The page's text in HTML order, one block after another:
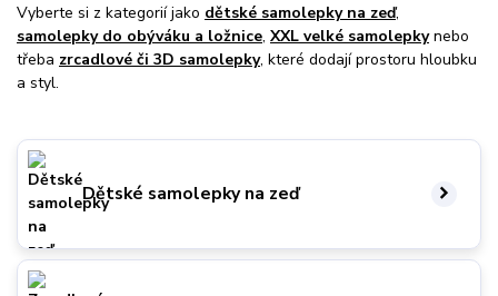
Vyberte si z kategorií jako dětské samolepky na zeď,
samolepky do obýváku a ložnice, XXL velké samolepkynebo
třeba zrcadlové či 3D samolepky, které dodají prostoru hloubku
a styl.
Dětské samolepky na zeď